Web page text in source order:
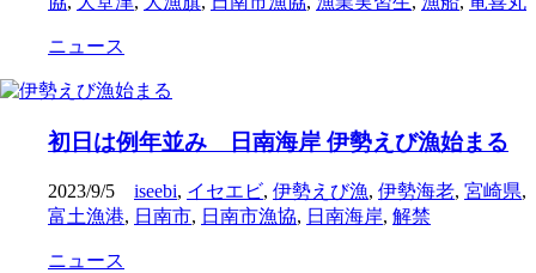
ニュース
初日は例年並み 日南海岸 伊勢えび漁始まる
2023/9/5 iseebi, イセエビ, 伊勢えび漁, 伊勢海老, 宮崎県,
富土漁港, 日南市, 日南市漁協, 日南海岸, 解禁
ニュース